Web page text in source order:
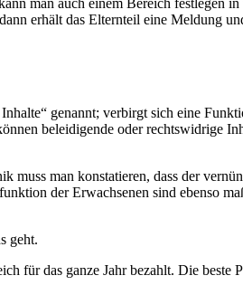
erhält das Elternteil eine Meldung
genannt; verbirgt sich eine
beleidigende oder rechtswidrige
muss man konstatieren, dass der
der Erwachsenen sind ebenso
geht.
für das ganze Jahr bezahlt. Die beste